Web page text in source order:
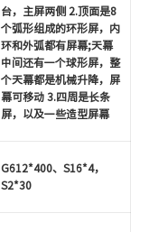
台，主屏两侧 2.顶面是8
个弧形组成的环形屏，内
环和外弧都有屏幕;天幕
中间还有一个球形屏，整
个天幕都是机械升降，屏
幕可移动 3.四周是长条
屏，以及一些造型屏幕
G612*400、S16*4，
S2*30